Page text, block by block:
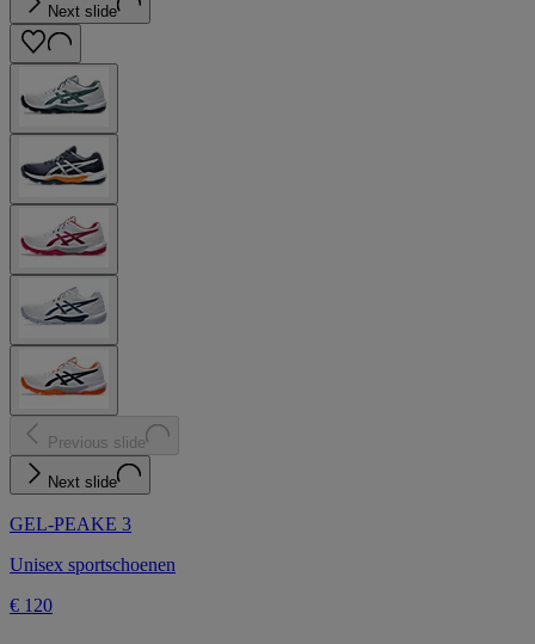
Next slide
Previous slide
Next slide
GEL-PEAKE 3
Unisex sportschoenen
€ 120